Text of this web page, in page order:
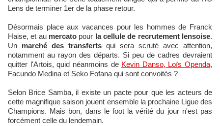
Lens de terminer 1er de la phase retour.
Désormais place aux vacances pour les hommes de Franck
Haise, et au mercato pour la cellule de recrutement lensoise.
Un marché des transferts qui sera scruté avec attention,
notamment au rayon des départs. Si peu de cadres devraient
quitter l'Artois, quid néanmoins de Kevin Danso, Loïs Openda,
Facundo Medina et Seko Fofana qui sont convoités ?
Selon Brice Samba, il existe un pacte pour que les acteurs de
cette magnifique saison jouent ensemble la prochaine Ligue des
Champions. Mais bon, dans le foot la vérité du jour n'est pas
forcément celle du lendemain.